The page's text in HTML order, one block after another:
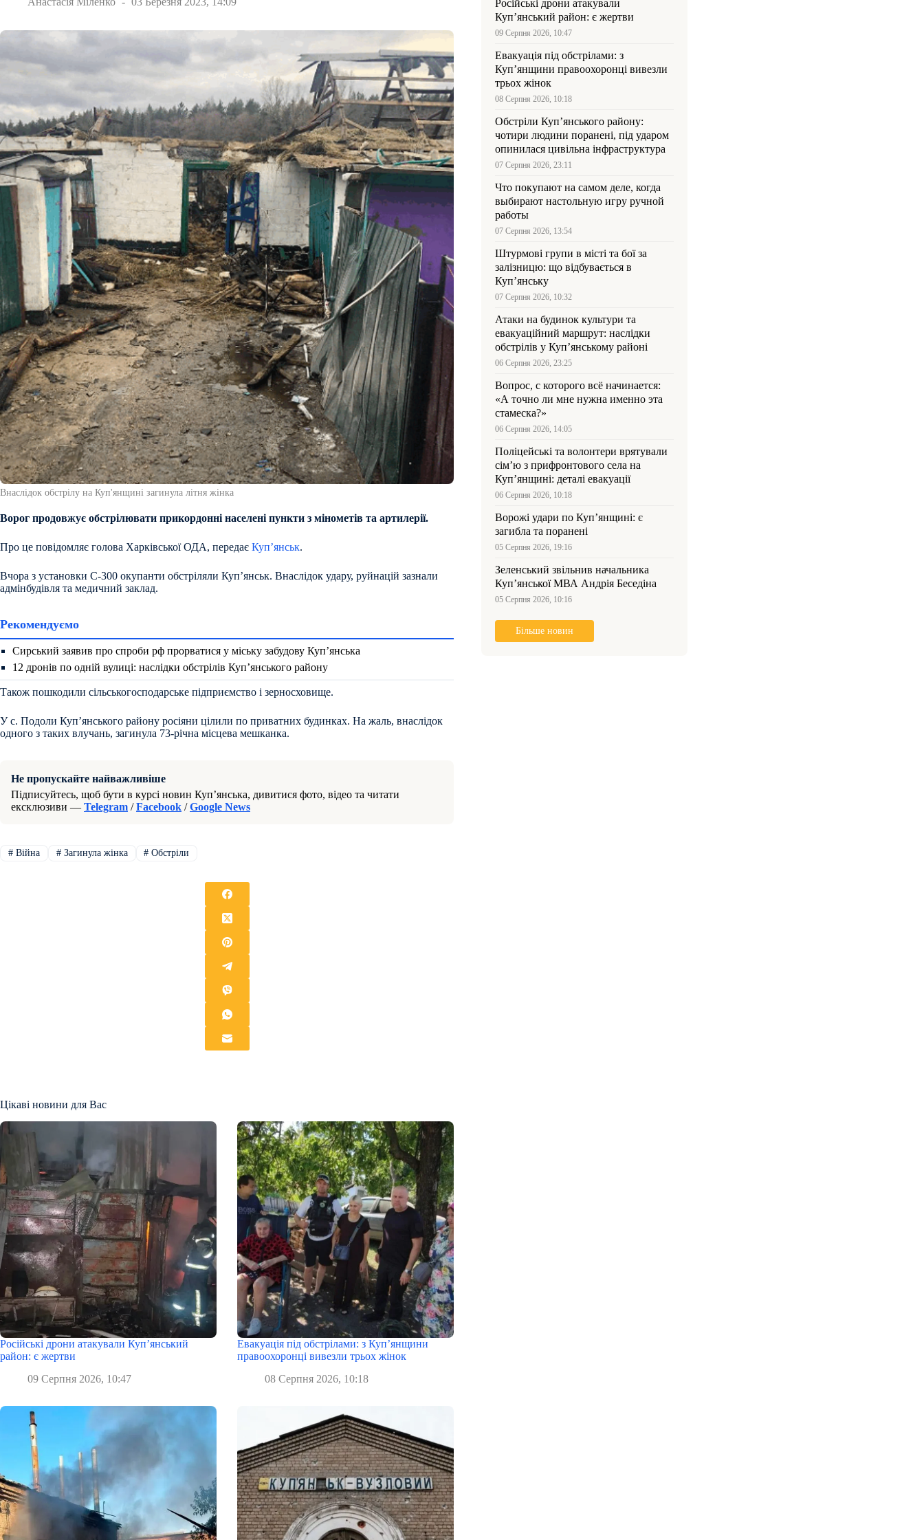
Внаслідок обстрілу на Куп'янщині загинула літня жінка
Ворог продовжує обстрілювати прикордонні населені пункти з мінометів та артилерії.
Про це повідомляє голова Харківської ОДА, передає Куп’янськ.
Вчора з установки С-300 окупанти обстріляли Куп’янськ. Внаслідок удару, руйнацій зазнали
адмінбудівля та медичний заклад.
Рекомендуємо
Сирський заявив про спроби рф прорватися у міську забудову Куп’янська
12 дронів по одній вулиці: наслідки обстрілів Куп’янського району
Також пошкодили сільськогосподарське підприємство і зерносховище.
У с. Подоли Куп’янського району росіяни цілили по приватних будинках. На жаль, внаслідок
одного з таких влучань, загинула 73-річна місцева мешканка.
Не пропускайте найважливіше
Підписуйтесь, щоб бути в курсі новин Куп’янська, дивитися фото, відео та читати
ексклюзиви — Telegram /Facebook /Google News
#Війна #Загинула жінка # Обстріли
Цікаві новини для Вас
Російські дрони атакували Куп’янський
район: є жертви
09 Серпня 2026, 10:47
Евакуація під обстрілами: з Куп’янщини
правоохоронці вивезли трьох жінок
08 Серпня 2026, 10:18
Російські дрони атакували
Куп’янський район: є жертви
09 Серпня 2026, 10:47
Евакуація під обстрілами: з
Куп’янщини правоохоронці вивезли
трьох жінок
08 Серпня 2026, 10:18
Обстріли Куп’янського району:
чотири людини поранені, під ударом
опинилася цивільна інфраструктура
07 Серпня 2026, 23:11
Что покупают на самом деле, когда
выбирают настольную игру ручной
работы
07 Серпня 2026, 13:54
Штурмові групи в місті та бої за
залізницю: що відбувається в
Куп’янську
07 Серпня 2026, 10:32
Атаки на будинок культури та
евакуаційний маршрут: наслідки
обстрілів у Куп’янському районі
06 Серпня 2026, 23:25
Вопрос, с которого всё начинается:
«А точно ли мне нужна именно эта
стамеска?»
06 Серпня 2026, 14:05
Поліцейські та волонтери врятували
сім’ю з прифронтового села на
Куп’янщині: деталі евакуації
06 Серпня 2026, 10:18
Ворожі удари по Куп’янщині: є
загибла та поранені
05 Серпня 2026, 19:16
Зеленський звільнив начальника
Купʼянської МВА Андрія Беседіна
05 Серпня 2026, 10:16
Більше новин